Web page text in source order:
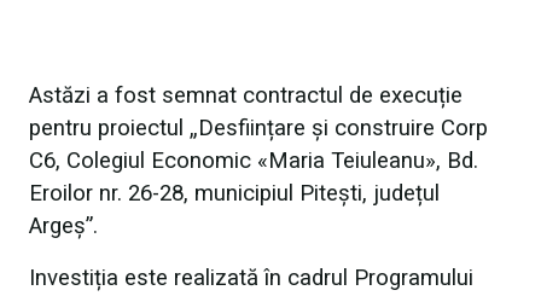
Astăzi a fost semnat contractul de execuție
pentru proiectul „Desființare și construire Corp
C6, Colegiul Economic «Maria Teiuleanu», Bd.
Eroilor nr. 26-28, municipiul Pitești, județul
Argeș”.
Investiția este realizată în cadrul Programului